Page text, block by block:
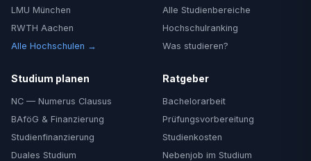
LMU München
RWTH Aachen
Alle Hochschulen →
Alle Studienbereiche
Hochschulranking
Was studieren?
Studium planen
NC — Numerus Clausus
BAföG & Finanzierung
Studienfinanzierung
Duales Studium
Ratgeber
Bachelorarbeit
Prüfungsvorbereitung
Studienkosten
Nebenjob im Studium